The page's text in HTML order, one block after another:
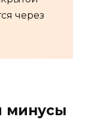
через
минусы